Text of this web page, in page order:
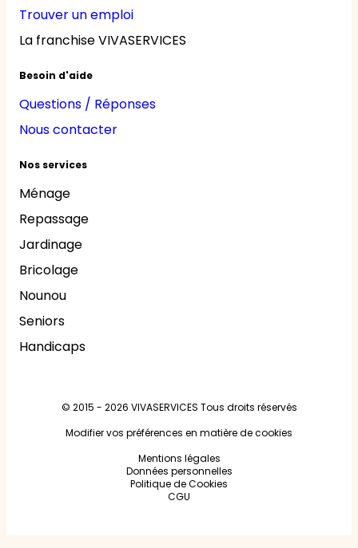
Trouver un emploi
La franchise VIVASERVICES
Besoin d'aide
Questions / Réponses
Nous contacter
Nos services
Ménage
Repassage
Jardinage
Bricolage
Nounou
Seniors
Handicaps
© 2015 - 2026 VIVASERVICES Tous droits réservés
Modifier vos préférences en matière de cookies
Mentions légales
Données personnelles
Politique de Cookies
CGU